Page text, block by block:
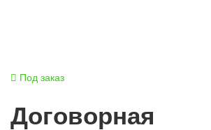
Под заказ
Договорная